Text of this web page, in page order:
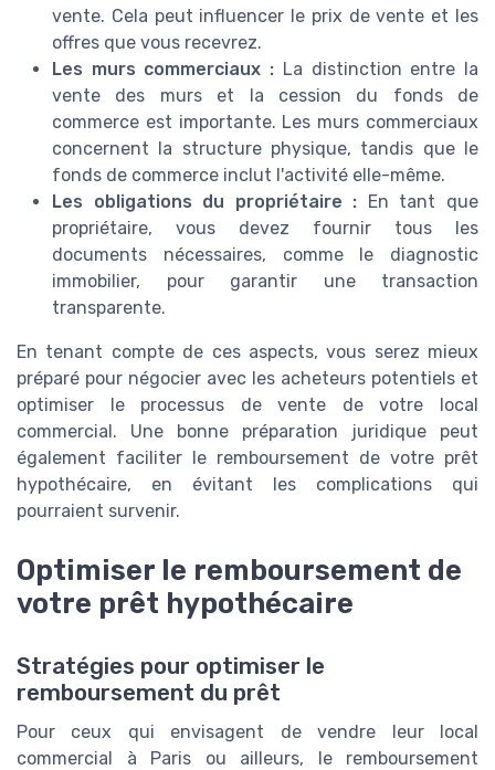
vente. Cela peut influencer le prix de vente et les
offres que vous recevrez.
Les murs commerciaux : La distinction entre la
vente des murs et la cession du fonds de
commerce est importante. Les murs commerciaux
concernent la structure physique, tandis que le
fonds de commerce inclut l'activité elle-même.
Les obligations du propriétaire : En tant que
propriétaire, vous devez fournir tous les
documents nécessaires, comme le diagnostic
immobilier, pour garantir une transaction
transparente.
En tenant compte de ces aspects, vous serez mieux
préparé pour négocier avec les acheteurs potentiels et
optimiser le processus de vente de votre local
commercial. Une bonne préparation juridique peut
également faciliter le remboursement de votre prêt
hypothécaire, en évitant les complications qui
pourraient survenir.
Optimiser le remboursement de
votre prêt hypothécaire
Stratégies pour optimiser le
remboursement du prêt
Pour ceux qui envisagent de vendre leur local
commercial à Paris ou ailleurs, le remboursement